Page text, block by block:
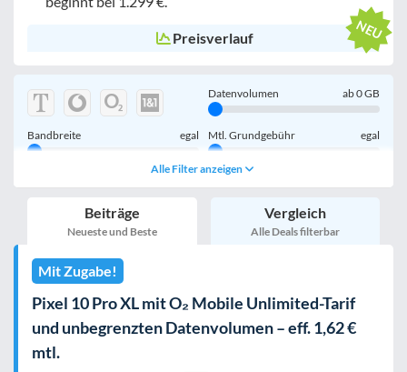
Preisverlauf
Datenvolumen ab0GB
Bandbreite egal Mtl. Grundgebühr egal
egal
inkl. Young-Tarife
nur 5G-Tarife inkl. Kombi-Tarife
mobile Festnetznummer
Handy-Speicher
Alle Filter anzeigen
Beiträge
Neueste und Beste
Vergleich
Alle Deals filterbar
Mit Zugabe!
Pixel 10 Pro XL mit O₂ Mobile Unlimited-Tarif
und unbegrenzten Datenvolumen – eff. 1,62 €
mtl.